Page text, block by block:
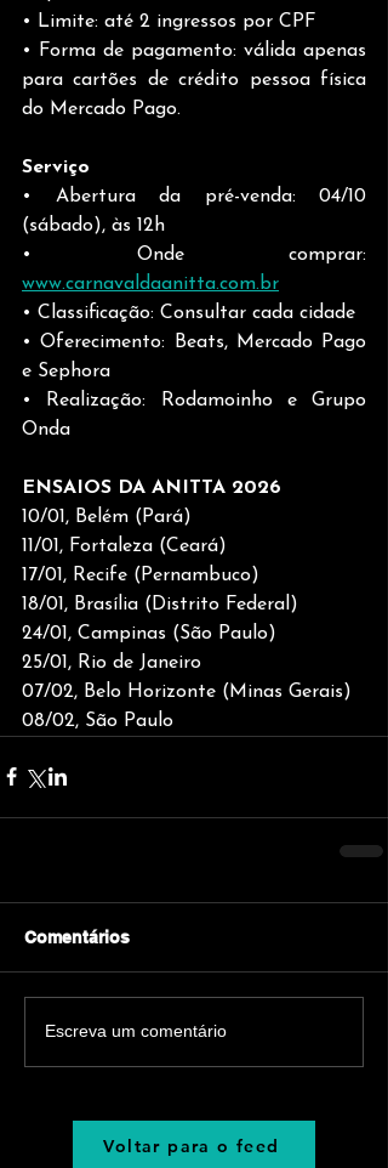
• Limite: até 2 ingressos por CPF
• Forma de pagamento: válida apenas
para cartões de crédito pessoa física
do Mercado Pago.
Serviço
• Abertura da pré-venda: 04/10
(sábado), às 12h
www.carnavaldaanitta.com.br
• Classificação: Consultar cada cidade
• Oferecimento: Beats, Mercado Pago
e Sephora
• Realização: Rodamoinho e Grupo
Onda
ENSAIOS DA ANITTA 2026
10/01, Belém (Pará)
11/01, Fortaleza (Ceará)
17/01, Recife (Pernambuco)
18/01, Brasília (Distrito Federal)
24/01, Campinas (São Paulo)
25/01, Rio de Janeiro
07/02, Belo Horizonte (Minas Gerais)
08/02, São Paulo
Comentários
Escreva um comentário
Voltar para o feed